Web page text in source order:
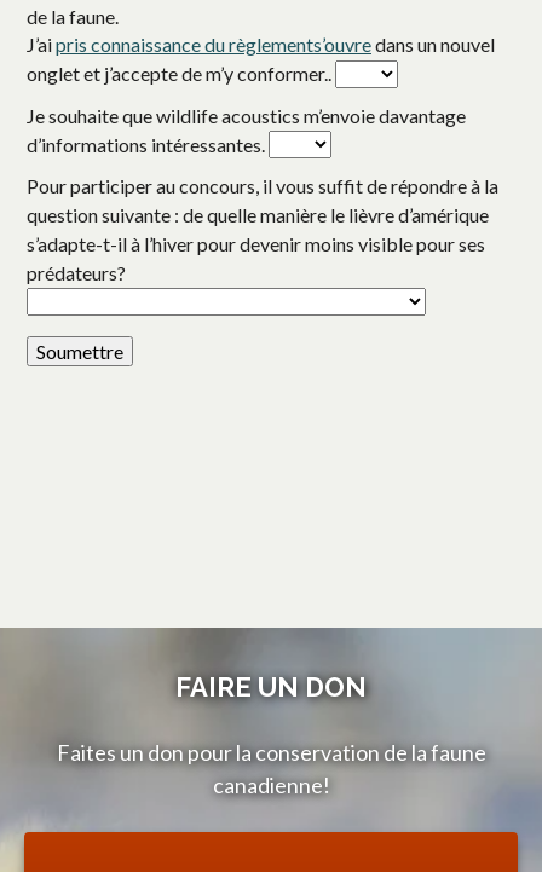
de la faune.
J’aipris connaissance du règlements’ouvres’ouvre dans un
dans un nouvel
onglet et j’accepte de m’y conformer..
Je souhaite que wildlife acoustics m’envoie davantage
d’informations intéressantes.
Pour participer au concours, il vous suffit de répondre à la
question suivante : de quelle manière le lièvre d’amérique
s’adapte-t-il à l’hiver pour devenir moins visible pour ses
prédateurs?
FAIRE UN DON
Faites un don pour la conservation de la faune
canadienne!